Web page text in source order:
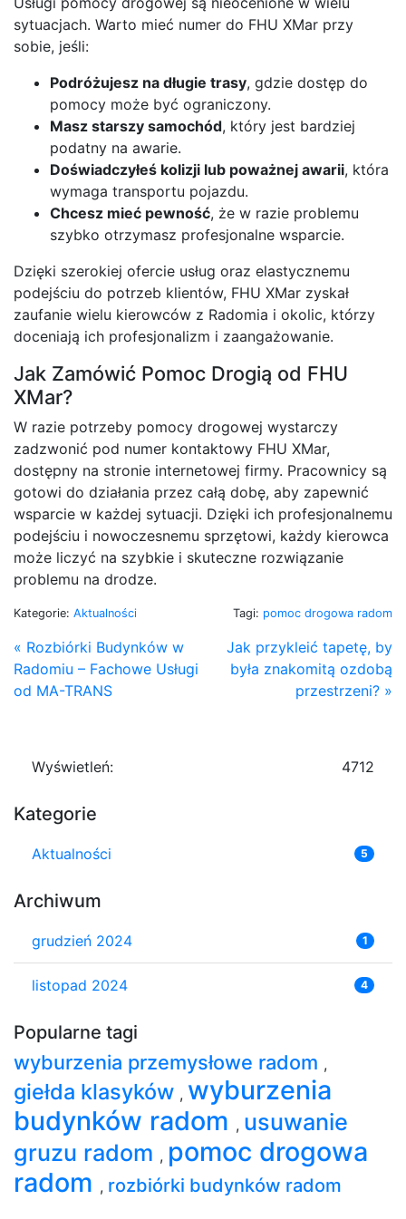
sytuacjach. Warto mieć numer do FHU XMar przy
sobie, jeśli:
Podróżujesz na długie trasy, gdzie dostęp do
pomocy może być ograniczony.
Masz starszy samochód, który jest bardziej
podatny na awarie.
Doświadczyłeś kolizji lub poważnej awarii, która
wymaga transportu pojazdu.
Chcesz mieć pewność, że w razie problemu
szybko otrzymasz profesjonalne wsparcie.
Dzięki szerokiej ofercie usług oraz elastycznemu
podejściu do potrzeb klientów, FHU XMar zyskał
zaufanie wielu kierowców z Radomia i okolic, którzy
doceniają ich profesjonalizm i zaangażowanie.
Jak Zamówić Pomoc Drogią od FHU
XMar?
W razie potrzeby pomocy drogowej wystarczy
zadzwonić pod numer kontaktowy FHU XMar,
dostępny na stronie internetowej firmy. Pracownicy są
gotowi do działania przez całą dobę, aby zapewnić
wsparcie w każdej sytuacji. Dzięki ich profesjonalnemu
podejściu i nowoczesnemu sprzętowi, każdy kierowca
może liczyć na szybkie i skuteczne rozwiązanie
problemu na drodze.
Kategorie: Aktualności Tagi: pomoc drogowa radom
« Rozbiórki Budynków w
Radomiu – Fachowe Usługi
od MA-TRANS
Jak przykleić tapetę, by
była znakomitą ozdobą
przestrzeni? »
Wyświetleń: 4712
Kategorie
Aktualności 5
Archiwum
grudzień 2024 1
listopad 2024 4
Popularne tagi
wyburzenia przemysłowe radom ,
giełda klasyków , wyburzenia
budynków radom , usuwanie
gruzu radom , pomoc drogowa
radom , rozbiórki budynków radom